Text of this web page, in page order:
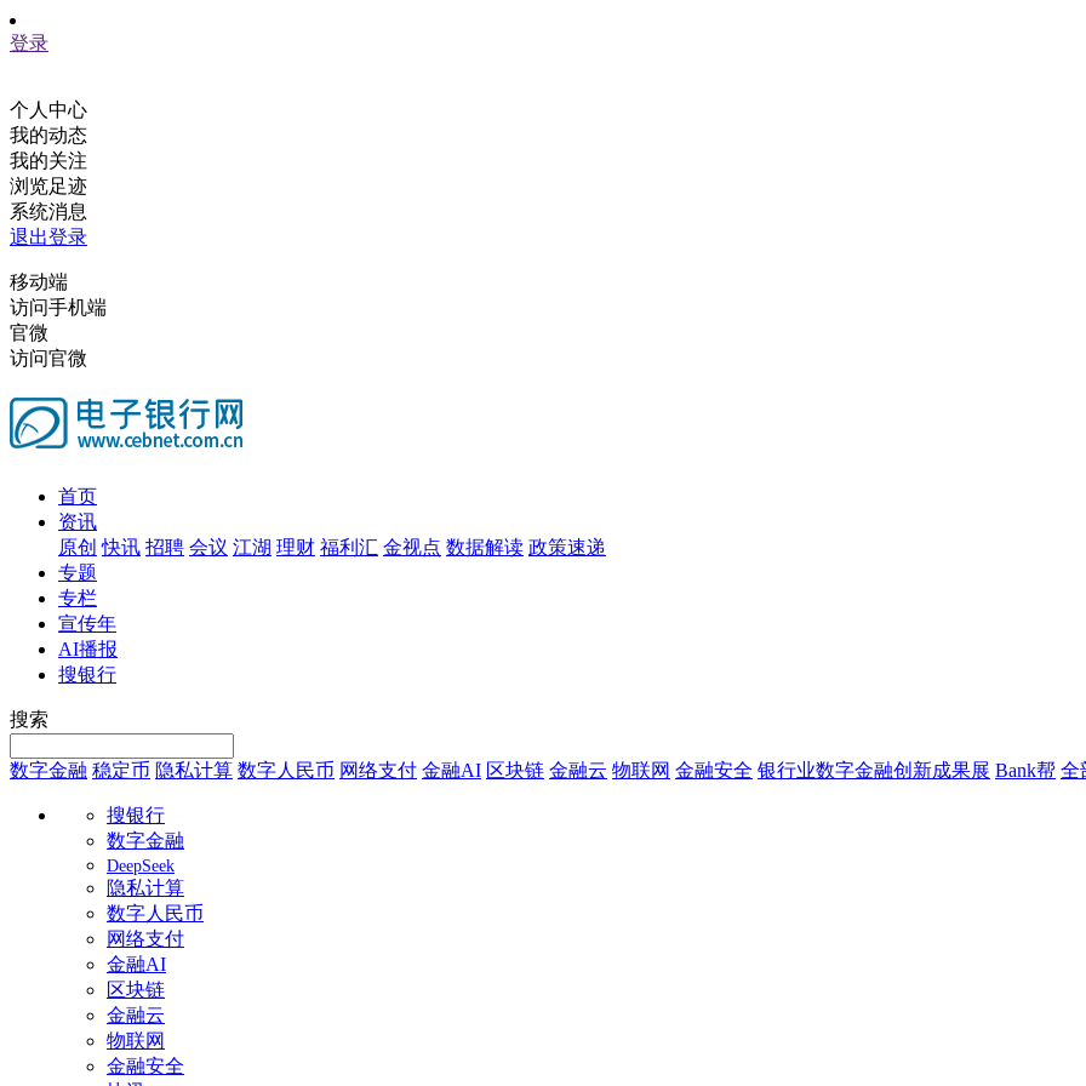
登录
个人中心
我的动态
我的关注
浏览足迹
系统消息
退出登录
移动端
访问手机端
官微
访问官微
首页
资讯
原创 快讯 招聘 会议 江湖 理财 福利汇 金视点 数据解读 政策速递
专题
专栏
宣传年
AI播报
搜银行
搜索
数字金融 稳定币 隐私计算 数字人民币 网络支付 金融AI 区块链 金融云 物联网 金融安全 银行业数字金融创新成果展 Bank帮 全
搜银行
数字金融
DeepSeek
隐私计算
数字人民币
网络支付
金融AI
区块链
金融云
物联网
金融安全